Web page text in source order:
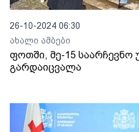
26-10-2024 06:30
ახალი ამბები
ფოთში, მე-15 საარჩევნო
გარდაიცვალა